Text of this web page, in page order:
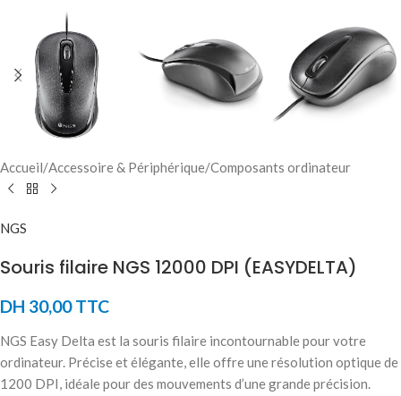
Accueil/Accessoire & Périphérique/Composants ordinateur
NGS
Souris filaire NGS 12000 DPI (EASYDELTA)
DH 30,00TTC
NGS Easy Delta est la souris filaire incontournable pour votre
ordinateur. Précise et élégante, elle offre une résolution optique de
1200 DPI, idéale pour des mouvements d’une grande précision.